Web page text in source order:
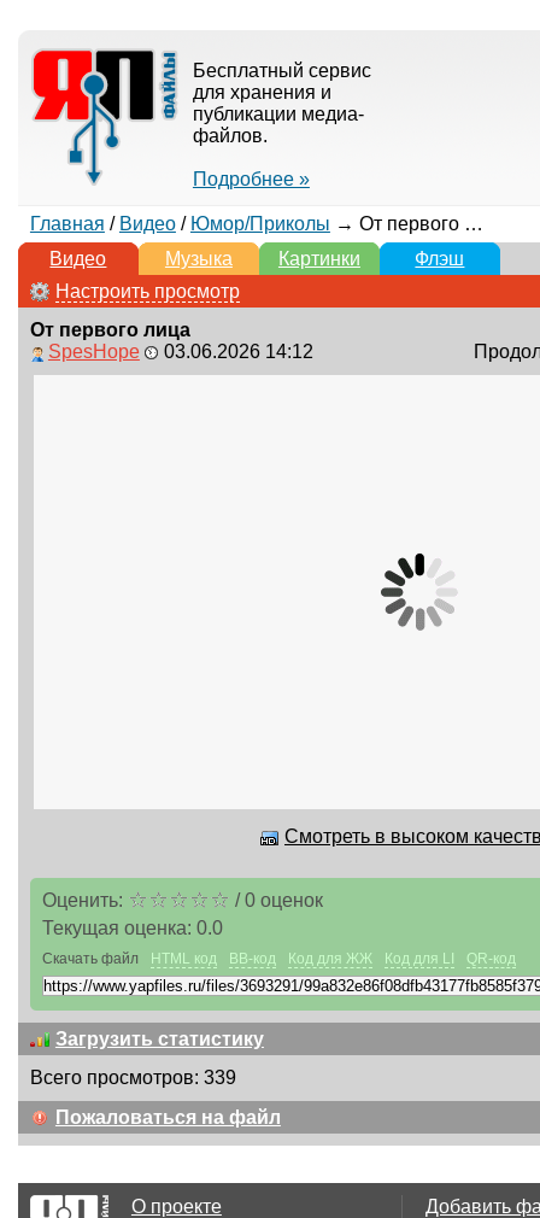
Бесплатный сервис
для хранения и
публикации медиа-
файлов.
Подробнее »
Главная / Видео/ Юмор/Приколы → От первого лица
Видео
Музыка Картинки
Флэш
Настроить просмотр
От первого лица
SpesHope
03.06.2026 14:12
Смотреть в высоком
Оценить: /0оценок
Текущая оценка: 0.0
Скачать файл HTML код BB-код Код для ЖЖ Код для LI QR-код
Загрузить статистику
Всего просмотров: 339
Пожаловаться на файл
О проекте
Добавить